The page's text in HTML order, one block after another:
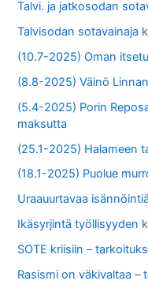
Talvi. ja jatkosodan
Talvisodan sotavainaja
(10.7-2025) Oman
(8.8-2025) Väinö
(5.4-2025) Porin
maksutta
(25.1-2025) Halameen
(18.1-2025) Puolue
Uraauurtavaa
Ikäsyrjintä työllisyyden
SOTE kriisiin –
Rasismi on väkivaltaa –